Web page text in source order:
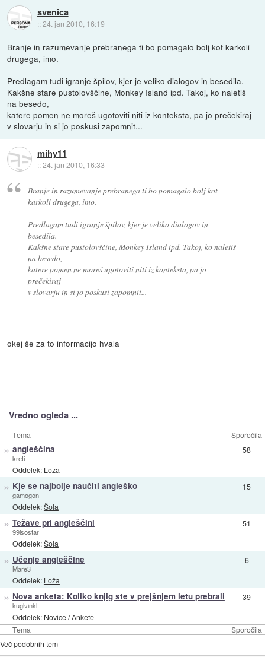
svenica
::24. jan 2010, 16:19
Branje in razumevanje prebranega ti bo pomagalo bolj kot karkoli
drugega, imo.
Predlagam tudi igranje špilov, kjer je veliko dialogov in besedila.
Kakšne stare pustolovščine, Monkey Island ipd. Takoj, ko naletiš
na besedo,
katere pomen ne moreš ugotoviti niti iz konteksta, pa jo prečekiraj
v slovarju in si jo poskusi zapomnit...
mihy11
::24. jan 2010, 16:33
Branje in razumevanje prebranega ti bo pomagalo bolj kot
karkoli drugega, imo.
Predlagam tudi igranje špilov, kjer je veliko dialogov in
besedila.
Kakšne stare pustolovščine, Monkey Island ipd. Takoj, ko naletiš
na besedo,
katere pomen ne moreš ugotoviti niti iz konteksta, pa jo
prečekiraj
v slovarju in si jo poskusi zapomnit...
okej še za to informacijo hvala
Vredno ogleda ...
Tema Sporočila
Tema Sporočila
» angleščina
krefi
Oddelek: Loža
58
» Kje se najbolje naučiti angleško
gamogon
Oddelek:Šola
15
» Težave pri angleščini
99isostar
Oddelek:Šola
51
» Učenje angleščine
Mare3
Oddelek: Loža
6
» Nova anketa: Koliko knjig ste v prejšnjem letu prebrali
kuglvinkl
Oddelek: Novice/Ankete
39
Več podobnih tem